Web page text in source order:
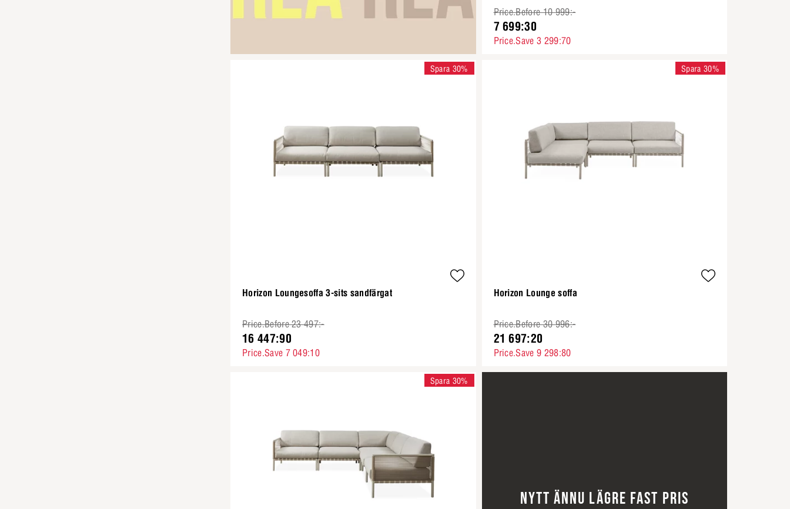
Price.Before 10 999:-
7 699:30
Price.Save 3 299:70
Horizon Loungesoffa 3-sits sandfärgat
Price.Before 23 497:-
16 447:90
Price.Save 7 049:10
Spara 30%
Horizon Lounge soffa
Price.Before 30 996:-
21 697:20
Price.Save 9 298:80
Spara 30%
Spara 30%
NYTT ÄNNU LÄGRE FAST PRIS